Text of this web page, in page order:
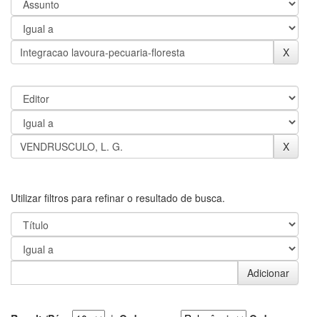
Utilizar filtros para refinar o resultado de busca.